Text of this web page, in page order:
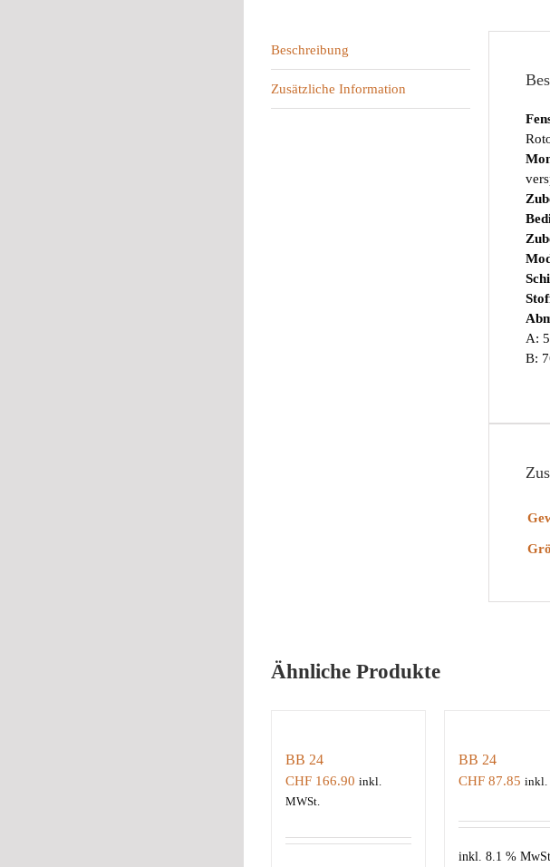
Beschreibung
Zusätzliche Information
A:
B:
Ähnliche Produkte
BB 24
CHF166.90 inkl.
MWSt.
BB 24
CHF 87.85 inkl.
inkl. 8.1 %